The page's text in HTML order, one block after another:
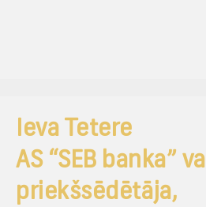
Ieva Tetere
AS “SEB banka”
priekšsēdētāja,